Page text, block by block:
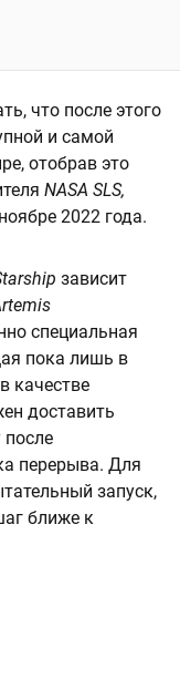
что после этого
и самой
отобрав это
NASA SLS,
2022 года.
зависит
специальная
пока лишь в
качестве
доставить
после
перерыва. Для
запуск,
ближе к